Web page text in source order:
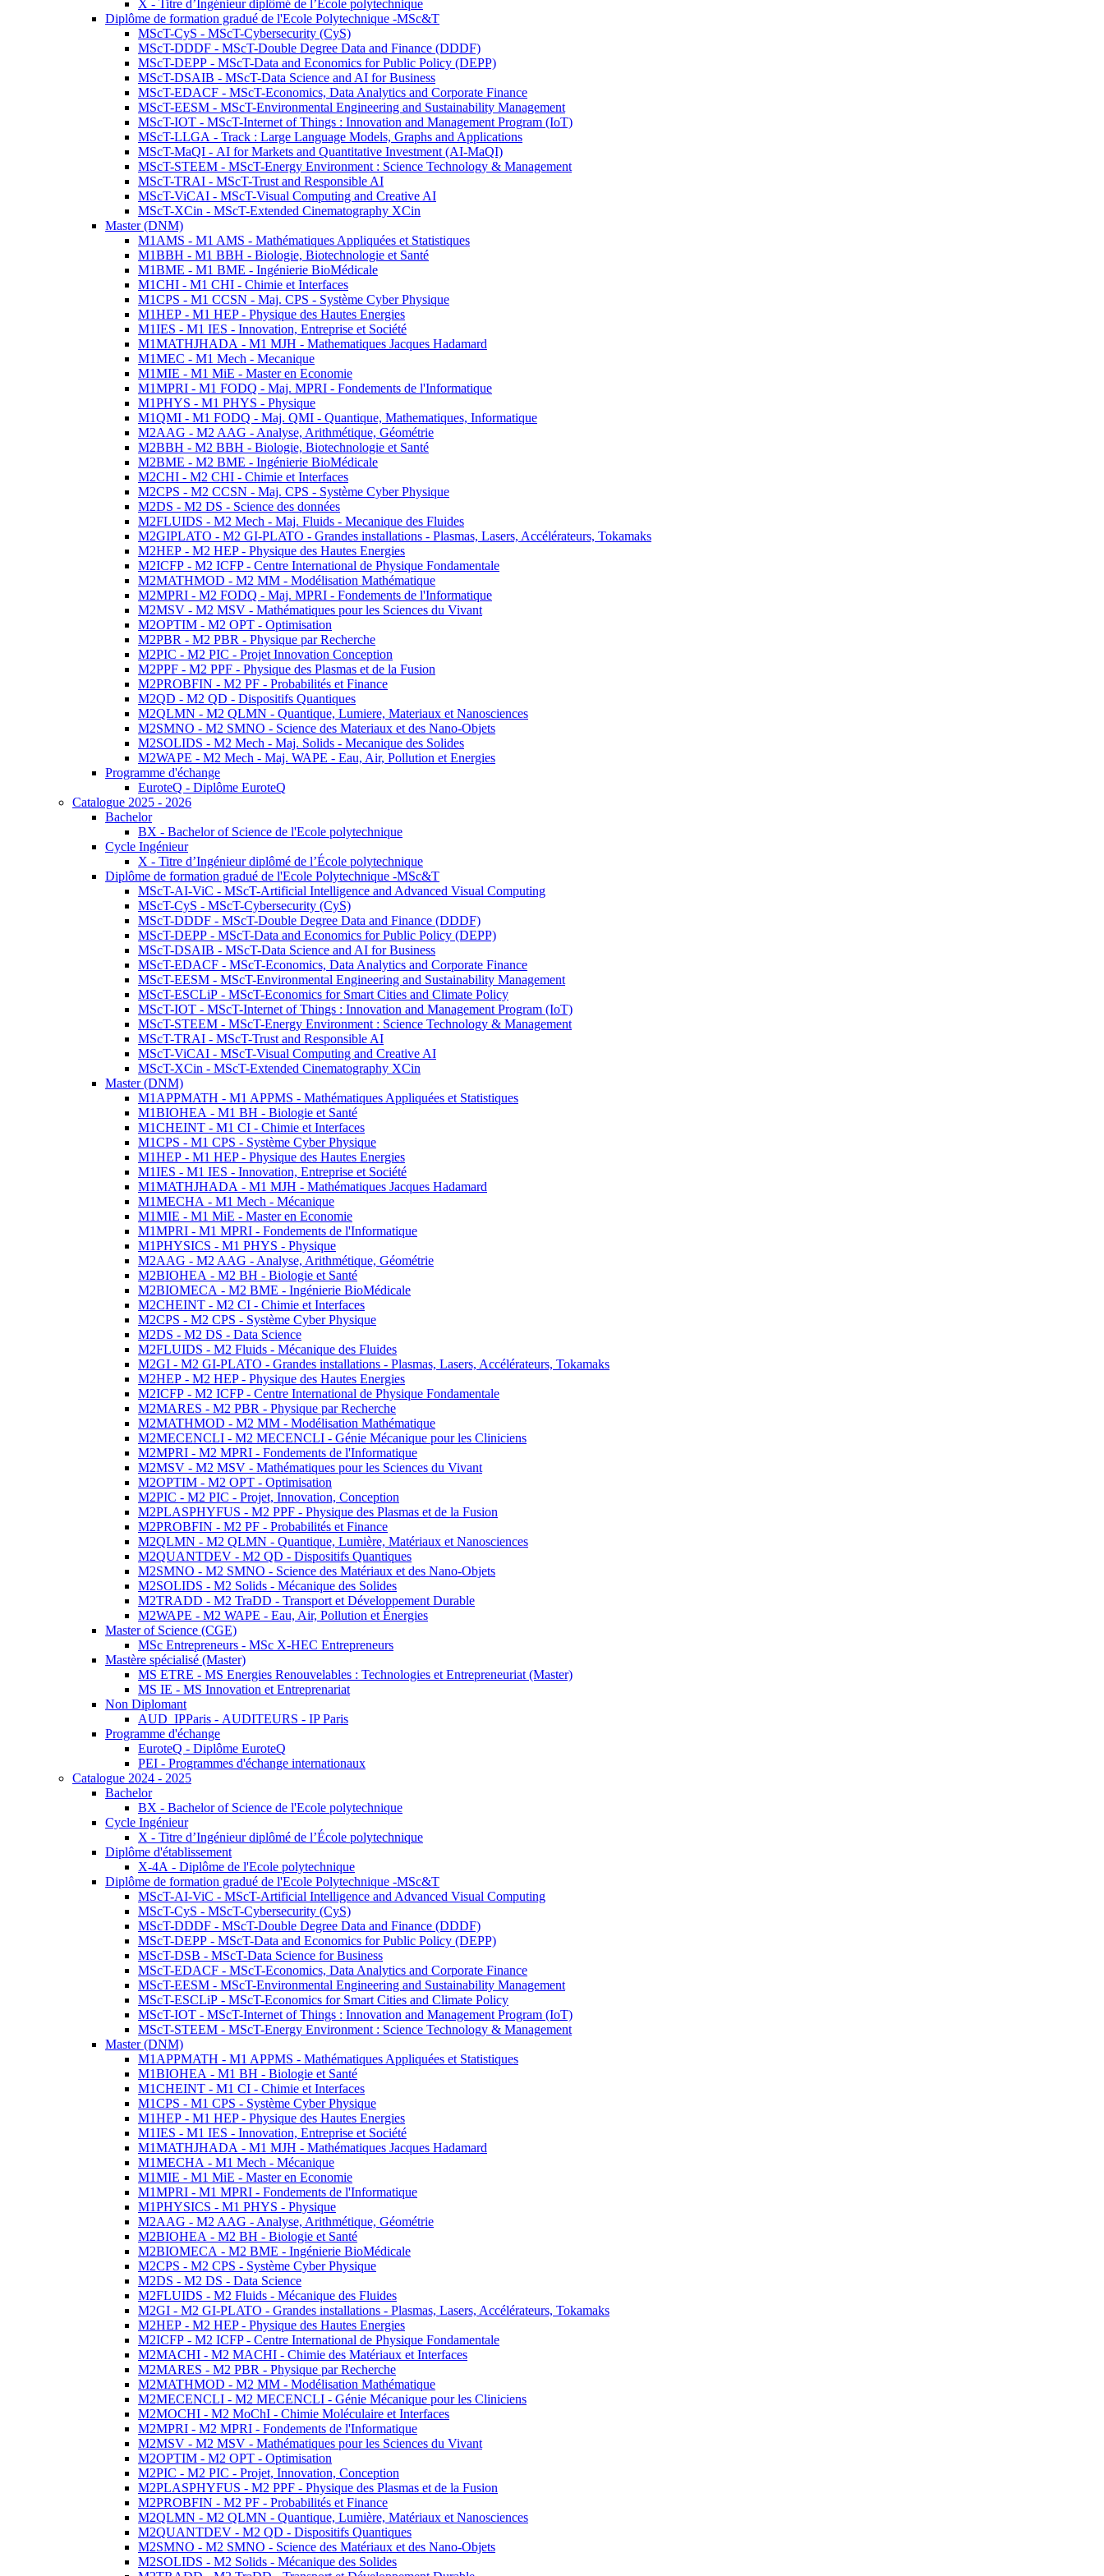
X - Titre d’Ingénieur diplômé de l’École polytechnique
Diplôme de formation gradué de l'Ecole Polytechnique -MSc&T
MScT-CyS - MScT-Cybersecurity (CyS)
MScT-DDDF - MScT-Double Degree Data and Finance (DDDF)
MScT-DEPP - MScT-Data and Economics for Public Policy (DEPP)
MScT-DSAIB - MScT-Data Science and AI for Business
MScT-EDACF - MScT-Economics, Data Analytics and Corporate Finance
MScT-EESM - MScT-Environmental Engineering and Sustainability Management
MScT-IOT - MScT-Internet of Things : Innovation and Management Program (IoT)
MScT-LLGA - Track : Large Language Models, Graphs and Applications
MScT-MaQI - AI for Markets and Quantitative Investment (AI-MaQI)
MScT-STEEM - MScT-Energy Environment : Science Technology & Management
MScT-TRAI - MScT-Trust and Responsible AI
MScT-ViCAI - MScT-Visual Computing and Creative AI
MScT-XCin - MScT-Extended Cinematography XCin
Master (DNM)
M1AMS - M1 AMS - Mathématiques Appliquées et Statistiques
M1BBH - M1 BBH - Biologie, Biotechnologie et Santé
M1BME - M1 BME - Ingénierie BioMédicale
M1CHI - M1 CHI - Chimie et Interfaces
M1CPS - M1 CCSN - Maj. CPS - Système Cyber Physique
M1HEP - M1 HEP - Physique des Hautes Energies
M1IES - M1 IES - Innovation, Entreprise et Société
M1MATHJHADA - M1 MJH - Mathematiques Jacques Hadamard
M1MEC - M1 Mech - Mecanique
M1MIE - M1 MiE - Master en Economie
M1MPRI - M1 FODQ - Maj. MPRI - Fondements de l'Informatique
M1PHYS - M1 PHYS - Physique
M1QMI - M1 FODQ - Maj. QMI - Quantique, Mathematiques, Informatique
M2AAG - M2 AAG - Analyse, Arithmétique, Géométrie
M2BBH - M2 BBH - Biologie, Biotechnologie et Santé
M2BME - M2 BME - Ingénierie BioMédicale
M2CHI - M2 CHI - Chimie et Interfaces
M2CPS - M2 CCSN - Maj. CPS - Système Cyber Physique
M2DS - M2 DS - Science des données
M2FLUIDS - M2 Mech - Maj. Fluids - Mecanique des Fluides
M2GIPLATO - M2 GI-PLATO - Grandes installations - Plasmas, Lasers, Accélérateurs, Tokamaks
M2HEP - M2 HEP - Physique des Hautes Energies
M2ICFP - M2 ICFP - Centre International de Physique Fondamentale
M2MATHMOD - M2 MM - Modélisation Mathématique
M2MPRI - M2 FODQ - Maj. MPRI - Fondements de l'Informatique
M2MSV - M2 MSV - Mathématiques pour les Sciences du Vivant
M2OPTIM - M2 OPT - Optimisation
M2PBR - M2 PBR - Physique par Recherche
M2PIC - M2 PIC - Projet Innovation Conception
M2PPF - M2 PPF - Physique des Plasmas et de la Fusion
M2PROBFIN - M2 PF - Probabilités et Finance
M2QD - M2 QD - Dispositifs Quantiques
M2QLMN - M2 QLMN - Quantique, Lumiere, Materiaux et Nanosciences
M2SMNO - M2 SMNO - Science des Materiaux et des Nano-Objets
M2SOLIDS - M2 Mech - Maj. Solids - Mecanique des Solides
M2WAPE - M2 Mech - Maj. WAPE - Eau, Air, Pollution et Energies
Programme d'échange
EuroteQ - Diplôme EuroteQ
Catalogue 2025 - 2026
Bachelor
BX - Bachelor of Science de l'Ecole polytechnique
Cycle Ingénieur
X - Titre d’Ingénieur diplômé de l’École polytechnique
Diplôme de formation gradué de l'Ecole Polytechnique -MSc&T
MScT-AI-ViC - MScT-Artificial Intelligence and Advanced Visual Computing
MScT-CyS - MScT-Cybersecurity (CyS)
MScT-DDDF - MScT-Double Degree Data and Finance (DDDF)
MScT-DEPP - MScT-Data and Economics for Public Policy (DEPP)
MScT-DSAIB - MScT-Data Science and AI for Business
MScT-EDACF - MScT-Economics, Data Analytics and Corporate Finance
MScT-EESM - MScT-Environmental Engineering and Sustainability Management
MScT-ESCLiP - MScT-Economics for Smart Cities and Climate Policy
MScT-IOT - MScT-Internet of Things : Innovation and Management Program (IoT)
MScT-STEEM - MScT-Energy Environment : Science Technology & Management
MScT-TRAI - MScT-Trust and Responsible AI
MScT-ViCAI - MScT-Visual Computing and Creative AI
MScT-XCin - MScT-Extended Cinematography XCin
Master (DNM)
M1APPMATH - M1 APPMS - Mathématiques Appliquées et Statistiques
M1BIOHEA - M1 BH - Biologie et Santé
M1CHEINT - M1 CI - Chimie et Interfaces
M1CPS - M1 CPS - Système Cyber Physique
M1HEP - M1 HEP - Physique des Hautes Energies
M1IES - M1 IES - Innovation, Entreprise et Société
M1MATHJHADA - M1 MJH - Mathématiques Jacques Hadamard
M1MECHA - M1 Mech - Mécanique
M1MIE - M1 MiE - Master en Economie
M1MPRI - M1 MPRI - Fondements de l'Informatique
M1PHYSICS - M1 PHYS - Physique
M2AAG - M2 AAG - Analyse, Arithmétique, Géométrie
M2BIOHEA - M2 BH - Biologie et Santé
M2BIOMECA - M2 BME - Ingénierie BioMédicale
M2CHEINT - M2 CI - Chimie et Interfaces
M2CPS - M2 CPS - Système Cyber Physique
M2DS - M2 DS - Data Science
M2FLUIDS - M2 Fluids - Mécanique des Fluides
M2GI - M2 GI-PLATO - Grandes installations - Plasmas, Lasers, Accélérateurs, Tokamaks
M2HEP - M2 HEP - Physique des Hautes Energies
M2ICFP - M2 ICFP - Centre International de Physique Fondamentale
M2MARES - M2 PBR - Physique par Recherche
M2MATHMOD - M2 MM - Modélisation Mathématique
M2MECENCLI - M2 MECENCLI - Génie Mécanique pour les Cliniciens
M2MPRI - M2 MPRI - Fondements de l'Informatique
M2MSV - M2 MSV - Mathématiques pour les Sciences du Vivant
M2OPTIM - M2 OPT - Optimisation
M2PIC - M2 PIC - Projet, Innovation, Conception
M2PLASPHYFUS - M2 PPF - Physique des Plasmas et de la Fusion
M2PROBFIN - M2 PF - Probabilités et Finance
M2QLMN - M2 QLMN - Quantique, Lumière, Matériaux et Nanosciences
M2QUANTDEV - M2 QD - Dispositifs Quantiques
M2SMNO - M2 SMNO - Science des Matériaux et des Nano-Objets
M2SOLIDS - M2 Solids - Mécanique des Solides
M2TRADD - M2 TraDD - Transport et Développement Durable
M2WAPE - M2 WAPE - Eau, Air, Pollution et Énergies
Master of Science (CGE)
MSc Entrepreneurs - MSc X-HEC Entrepreneurs
Mastère spécialisé (Master)
MS ETRE - MS Energies Renouvelables : Technologies et Entrepreneuriat (Master)
MS IE - MS Innovation et Entreprenariat
Non Diplomant
AUD_IPParis - AUDITEURS - IP Paris
Programme d'échange
EuroteQ - Diplôme EuroteQ
PEI - Programmes d'échange internationaux
Catalogue 2024 - 2025
Bachelor
BX - Bachelor of Science de l'Ecole polytechnique
Cycle Ingénieur
X - Titre d’Ingénieur diplômé de l’École polytechnique
Diplôme d'établissement
X-4A - Diplôme de l'Ecole polytechnique
Diplôme de formation gradué de l'Ecole Polytechnique -MSc&T
MScT-AI-ViC - MScT-Artificial Intelligence and Advanced Visual Computing
MScT-CyS - MScT-Cybersecurity (CyS)
MScT-DDDF - MScT-Double Degree Data and Finance (DDDF)
MScT-DEPP - MScT-Data and Economics for Public Policy (DEPP)
MScT-DSB - MScT-Data Science for Business
MScT-EDACF - MScT-Economics, Data Analytics and Corporate Finance
MScT-EESM - MScT-Environmental Engineering and Sustainability Management
MScT-ESCLiP - MScT-Economics for Smart Cities and Climate Policy
MScT-IOT - MScT-Internet of Things : Innovation and Management Program (IoT)
MScT-STEEM - MScT-Energy Environment : Science Technology & Management
Master (DNM)
M1APPMATH - M1 APPMS - Mathématiques Appliquées et Statistiques
M1BIOHEA - M1 BH - Biologie et Santé
M1CHEINT - M1 CI - Chimie et Interfaces
M1CPS - M1 CPS - Système Cyber Physique
M1HEP - M1 HEP - Physique des Hautes Energies
M1IES - M1 IES - Innovation, Entreprise et Société
M1MATHJHADA - M1 MJH - Mathématiques Jacques Hadamard
M1MECHA - M1 Mech - Mécanique
M1MIE - M1 MiE - Master en Economie
M1MPRI - M1 MPRI - Fondements de l'Informatique
M1PHYSICS - M1 PHYS - Physique
M2AAG - M2 AAG - Analyse, Arithmétique, Géométrie
M2BIOHEA - M2 BH - Biologie et Santé
M2BIOMECA - M2 BME - Ingénierie BioMédicale
M2CPS - M2 CPS - Système Cyber Physique
M2DS - M2 DS - Data Science
M2FLUIDS - M2 Fluids - Mécanique des Fluides
M2GI - M2 GI-PLATO - Grandes installations - Plasmas, Lasers, Accélérateurs, Tokamaks
M2HEP - M2 HEP - Physique des Hautes Energies
M2ICFP - M2 ICFP - Centre International de Physique Fondamentale
M2MACHI - M2 MACHI - Chimie des Matériaux et Interfaces
M2MARES - M2 PBR - Physique par Recherche
M2MATHMOD - M2 MM - Modélisation Mathématique
M2MECENCLI - M2 MECENCLI - Génie Mécanique pour les Cliniciens
M2MOCHI - M2 MoChI - Chimie Moléculaire et Interfaces
M2MPRI - M2 MPRI - Fondements de l'Informatique
M2MSV - M2 MSV - Mathématiques pour les Sciences du Vivant
M2OPTIM - M2 OPT - Optimisation
M2PIC - M2 PIC - Projet, Innovation, Conception
M2PLASPHYFUS - M2 PPF - Physique des Plasmas et de la Fusion
M2PROBFIN - M2 PF - Probabilités et Finance
M2QLMN - M2 QLMN - Quantique, Lumière, Matériaux et Nanosciences
M2QUANTDEV - M2 QD - Dispositifs Quantiques
M2SMNO - M2 SMNO - Science des Matériaux et des Nano-Objets
M2SOLIDS - M2 Solids - Mécanique des Solides